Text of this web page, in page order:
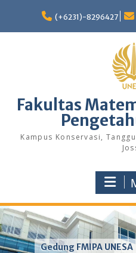
content
(+6231)-8296427
Fakultas
Kampus Konservasi,
Gedung FMIPA UNESA